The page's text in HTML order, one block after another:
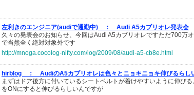
左利きのエンジニア(audiで通勤中) ：
Audi A5カブリオレ発表会
久々の発表会のお知らせ、今回はAudi A5カブリオレですただ700万
で当然全く絶対対象外です
http://mnoga.cocolog-nifty.com/log/2009/08/audi-a5-cb8e.html
hirblog ：
AudiのA5カブリオレは色々とニョキニョキ伸びるらし
まずはドア後方に付いているシートベルトが着けやすいように伸び
をONにすると伸びるらしいんですが